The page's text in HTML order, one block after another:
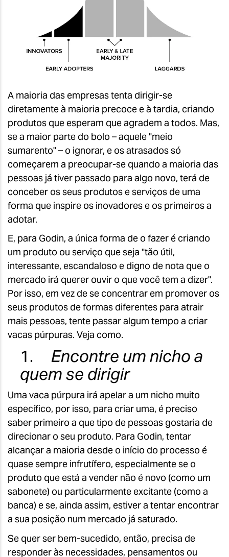
A maioria das empresas tenta dirigir-se
diretamente à maioria precoce e à tardia, criando
produtos que esperam que agradem a todos. Mas,
se a maior parte do bolo – aquele "meio
sumarento" – o ignorar, e os atrasados só
começarem a preocupar-se quando a maioria das
pessoas já tiver passado para algo novo, terá de
conceber os seus produtos e serviços de uma
forma que inspire os inovadores e os primeiros a
adotar.
E, para Godin, a única forma de o fazer é criando
um produto ou serviço que seja "tão útil,
interessante, escandaloso e digno de nota que o
mercado irá querer ouvir o que você tem a dizer".
Por isso, em vez de se concentrar em promover os
seus produtos de formas diferentes para atrair
mais pessoas, tente passar algum tempo a criar
vacas púrpuras. Veja como.
1. Encontre um nicho a
quem se dirigir
Uma vaca púrpura irá apelar a um nicho muito
específico, por isso, para criar uma, é preciso
saber primeiro a que tipo de pessoas gostaria de
direcionar o seu produto. Para Godin, tentar
alcançar a maioria desde o início do processo é
quase sempre infrutífero, especialmente se o
produto que está a vender não é novo (como um
sabonete) ou particularmente excitante (como a
banca) e se, ainda assim, estiver a tentar encontrar
a sua posição num mercado já saturado.
Se quer ser bem-sucedido, então, precisa de
responder às necessidades, pensamentos ou